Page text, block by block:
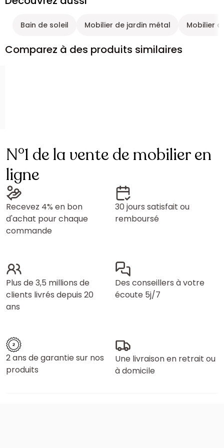
Bain de soleil Mobilier de jardin métal Mobilier
Comparez à des produits similaires
N°1 de la vente de mobilier en
ligne
Recevez 4% en bon
d'achat pour chaque
commande
30 jours satisfait ou
remboursé
Plus de 3,5 millions de
clients livrés depuis 20
ans
Des conseillers à votre
écoute 5j/7
2 ans de garantie sur nos
produits
Une livraison en retrait ou
à domicile